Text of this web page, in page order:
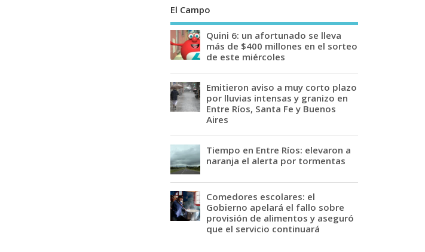
El Campo
Quini 6: un afortunado se lleva
más de $400 millones en el sorteo
de este miércoles
Emitieron aviso a muy corto plazo
por lluvias intensas y granizo en
Entre Ríos, Santa Fe y Buenos
Aires
Tiempo en Entre Ríos: elevaron a
naranja el alerta por tormentas
Comedores escolares: el
Gobierno apelará el fallo sobre
provisión de alimentos y aseguró
que el servicio continuará